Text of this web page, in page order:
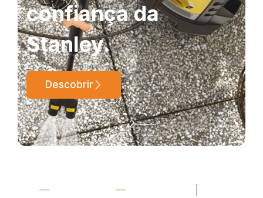
confiança da
Stanley.
Descobrir
1 2